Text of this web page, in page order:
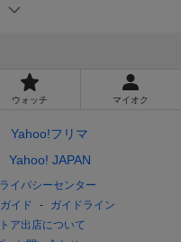
ウォッチ マイオク
Yahoo!フリマ
Yahoo! JAPAN
イバシーセンター
イド
ガイドライン
ア出店について